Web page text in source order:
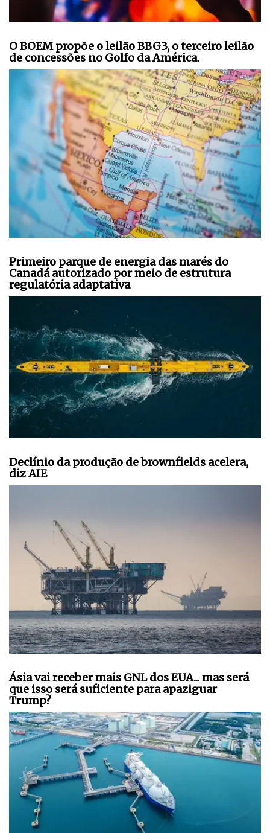
O BOEM propõe o leilão BBG3, o terceiro leilão
de concessões no Golfo da América.
Primeiro parque de energia das marés do
Canadá autorizado por meio de estrutura
regulatória adaptativa
Declínio da produção de brownfields acelera,
diz AIE
Ásia vai receber mais GNL dos EUA... mas será
que isso será suficiente para apaziguar
Trump?